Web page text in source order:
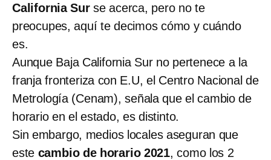
California Surse acerca, pero no te
preocupes, aquí te decimos cómo y cuándo
es.
Aunque Baja California Sur no pertenece a la
franja fronteriza con E.U, el Centro Nacional de
Metrología (Cenam), señala que el cambio de
horario en el estado, es distinto.
Sin embargo, medios locales aseguran que
este cambio de horario 2021, como los 2